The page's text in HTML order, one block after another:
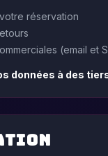
réservation
(email et
données à des